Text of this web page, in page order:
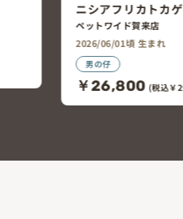
ニシアフリカトカ
ペットワイド賀来店
2026/06/01頃 生まれ
男の仔
￥26,800 (税込￥